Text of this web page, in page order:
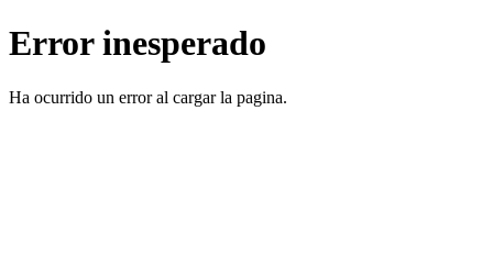
Error inesperado
Ha ocurrido un error al cargar la pagina.